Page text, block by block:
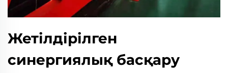
Жетілдірілген
синергиялық басқару